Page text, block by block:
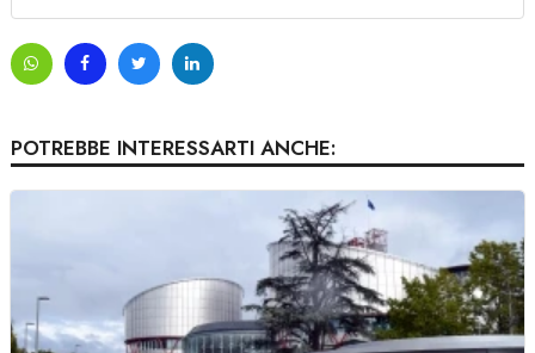
POTREBBE INTERESSARTI ANCHE: